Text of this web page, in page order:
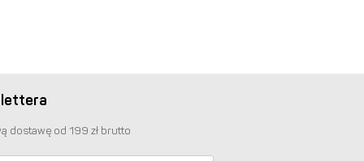
dostawę od 199 zł brutto